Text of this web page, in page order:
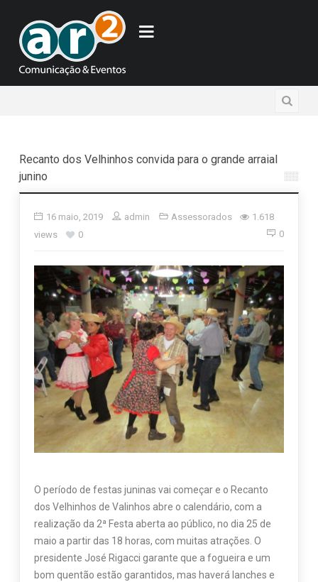
Recanto dos Velhinhos convida para o grande arraial
junino
16 maio, 2019 admin Assessorados
1.618
views
0 0
O período de festas juninas vai começar e o Recanto
dos Velhinhos de Valinhos abre o calendário, com a
realização da 2ª Festa aberta ao público, no dia 25 de
maio a partir das 18 horas, com muitas atrações. O
presidente José Rigacci garante que a fogueira e um
bom quentão estão garantidos, mas haverá lanches e